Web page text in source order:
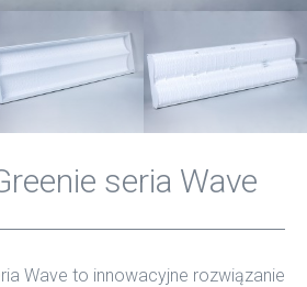
seria Wave
Wave to innowacyjne rozwiązanie